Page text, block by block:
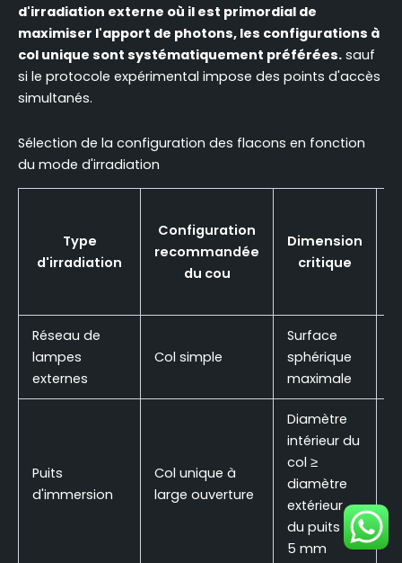
d'irradiation externe où il est primordial de
maximiser l'apport de photons, les configurations à
col unique sont systématiquement préférées. sauf
si le protocole expérimental impose des points d'accès
simultanés.
Sélection de la configuration des flacons en fonction
du mode d'irradiation
Type
d'irradiation
Configuration
recommandée
du cou
Dimension
critique
Réseau de
lampes
externes
Col simple
Surface
sphérique
maximale
Puits
d'immersion
Col unique à
large ouverture
Diamètre
intérieur du
col ≥
diamètre
extérieur
du puits +
5 mm